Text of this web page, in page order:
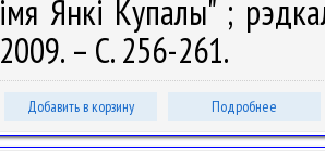
імя Янкі Купалы" ;
2009. – С. 256-261.
Добавить в корзину Подробнее